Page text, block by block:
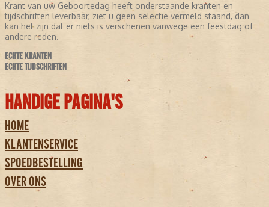
Krant van uw Geboortedag heeft onderstaande kranten en
tijdschriften leverbaar, ziet u geen selectie vermeld staand, dan
kan het zijn dat er niets is verschenen vanwege een feestdag of
andere reden.
ECHTE KRANTEN
ECHTE TIJDSCHRIFTEN
HANDIGE PAGINA'S
HOME
KLANTENSERVICE
SPOEDBESTELLING
OVER ONS